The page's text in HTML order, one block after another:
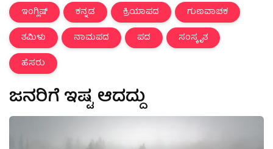
ಇಂಗ್ಲಿಷ್ ಕನ್ನಡ ಕ್ರಿಯಾಪದ
ಗುಣವಾಚಕ
ತಮಿಳು
ನಾಮಪದ ಪದ
ಸಂಸ್ಕೃತ
ಹೆಸರು
ಜನರಿಗೆ ಇಷ್ಟ ಆದದ್ದು